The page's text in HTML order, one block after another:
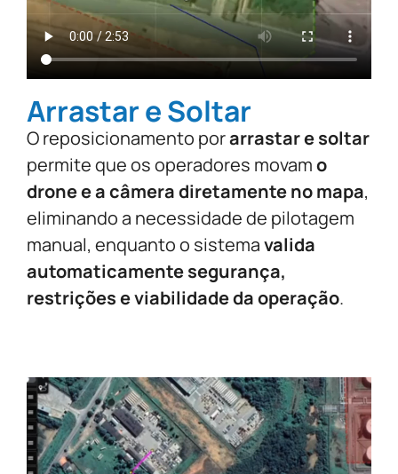
Arrastar e Soltar
O reposicionamento porarrastar e soltar
permite que os operadores movamo
drone e a câmera diretamente no mapa,
eliminando a necessidade de pilotagem
manual, enquanto o sistemavalida
automaticamente segurança,
restrições e viabilidade da operação.